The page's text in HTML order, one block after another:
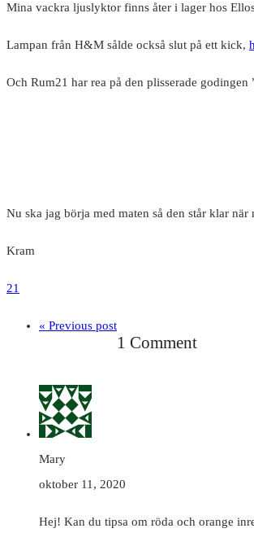
Mina vackra ljuslyktor finns åter i lager hos
Lampan från H&M sålde också slut på ett kick,
Och Rum21 har rea på den plisserade godingen
Nu ska jag börja med maten så den står klar
Kram
21
« Previous post
1 Comment
Mary
oktober 11, 2020
Hej! Kan du tipsa om röda och orange